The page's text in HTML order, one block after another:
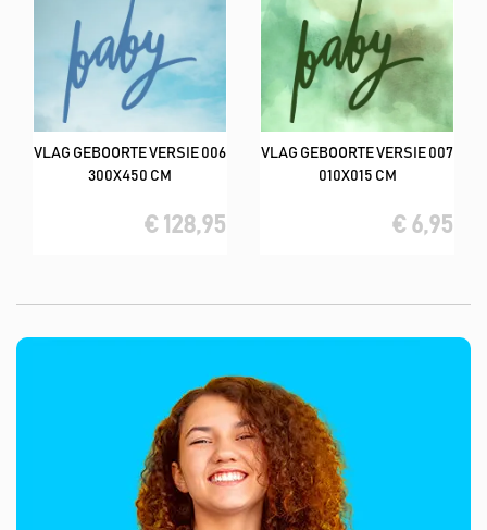
VLAG GEBOORTE VERSIE 006
300X450 CM
€ 128,95
VLAG GEBOORTE VERSIE 007
010X015 CM
€ 6,95